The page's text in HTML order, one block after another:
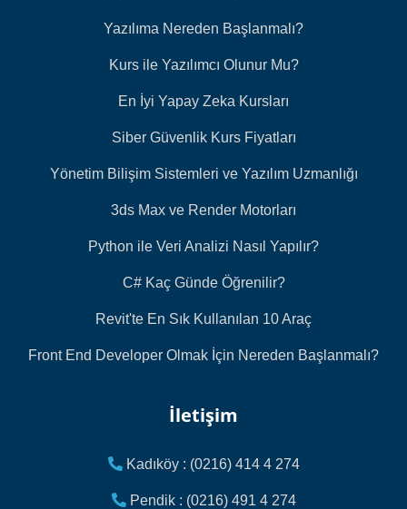
Yazılıma Nereden Başlanmalı?
Kurs ile Yazılımcı Olunur Mu?
En İyi Yapay Zeka Kursları
Siber Güvenlik Kurs Fiyatları
Yönetim Bilişim Sistemleri ve Yazılım Uzmanlığı
3ds Max ve Render Motorları
Python ile Veri Analizi Nasıl Yapılır?
C# Kaç Günde Öğrenilir?
Revit'te En Sık Kullanılan 10 Araç
Front End Developer Olmak İçin Nereden Başlanmalı?
İletişim
Kadıköy : (0216) 414 4 274
Pendik : (0216) 491 4 274